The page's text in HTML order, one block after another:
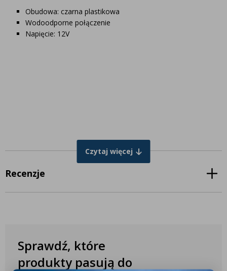
Obudowa: czarna plastikowa
Wodoodporne połączenie
Napięcie: 12V
Czytaj więcej
Recenzje
Sprawdź, które
produkty pasują do